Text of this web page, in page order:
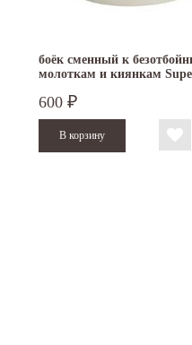
боёк сменный к
молоткам и киянкам
600 ₽